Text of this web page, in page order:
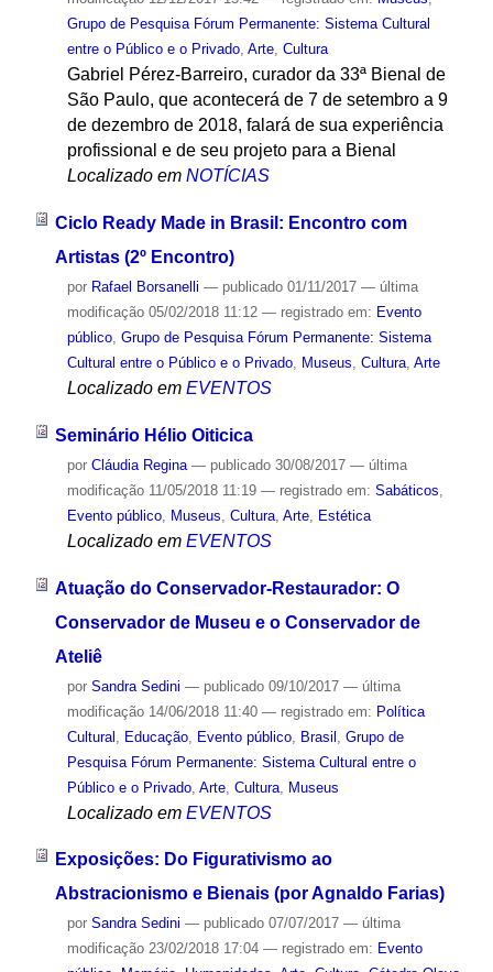
Grupo de Pesquisa Fórum Permanente: Sistema Cultural
entre o Público e o Privado, Arte, Cultura
Gabriel Pérez-Barreiro, curador da 33ª Bienal de
São Paulo, que acontecerá de 7 de setembro a 9
de dezembro de 2018, falará de sua experiência
profissional e de seu projeto para a Bienal
Localizado em NOTÍCIAS
Ciclo Ready Made in Brasil: Encontro com
Artistas (2º Encontro)
por Rafael Borsanelli — publicado01/11/2017 — última
modificação05/02/2018 11:12 — registrado em: Evento
público, Grupo de Pesquisa Fórum Permanente: Sistema
Cultural entre o Público e o Privado, Museus, Cultura, Arte
Localizado em EVENTOS
Seminário Hélio Oiticica
por Cláudia Regina — publicado30/08/2017 — última
modificação11/05/2018 11:19 — registrado em: Sabáticos
Evento público, Museus Cultura, Arte, Estética
Localizado em EVENTOS
Atuação do Conservador-Restaurador: O
Conservador de Museu e o Conservador de
Ateliê
por Sandra Sedini — publicado09/10/2017 — última
modificação14/06/2018 11:40 — registrado em: Política
Cultural
Educação, Evento público, Brasil Grupo de
Pesquisa Fórum Permanente: Sistema Cultural entre o
Público e o Privado, Arte, Cultura, Museus
Localizado em EVENTOS
Exposições: Do Figurativismo ao
Abstracionismo e Bienais (por Agnaldo Farias)
por Sandra Sedini — publicado07/07/2017 — última
modificação23/02/2018 17:04 — registrado em: Evento